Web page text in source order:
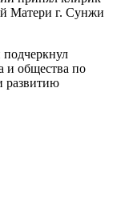
Матери г. Сунжи
и общества по
развитию